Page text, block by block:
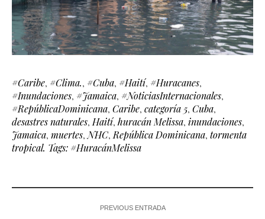
#Caribe, #Clima., #Cuba, #Haití, #Huracanes,
#Inundaciones, #Jamaica, #NoticiasInternacionales,
#RepúblicaDominicana, Caribe, categoría 5, Cuba,
desastres naturales, Haití, huracán Melissa, inundaciones,
Jamaica, muertes, NHC, República Dominicana, tormenta
tropical. Tags: #HuracánMelissa
PREVIOUS ENTRADA